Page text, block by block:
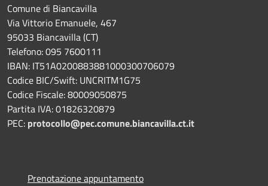
Comune di Biancavilla
Via Vittorio Emanuele, 467
95033 Biancavilla (CT)
Telefono: 095 7600111
IBAN: IT51A0200883881000300706079
Codice BIC/Swift: UNCRITM1G75
Codice Fiscale: 80009050875
Partita IVA: 01826320879
PEC: protocollo@pec.comune.biancavilla.ct.it
Prenotazione appuntamento